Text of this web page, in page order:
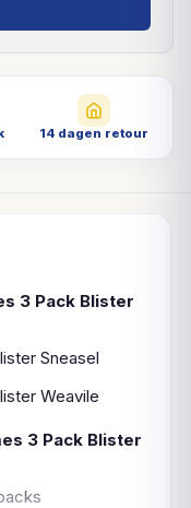
14 dagen retour
3 Pack Blister
Sneasel
Weavile
3 Pack Blister